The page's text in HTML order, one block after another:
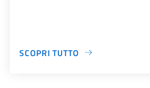
SCOPRI TUTTO